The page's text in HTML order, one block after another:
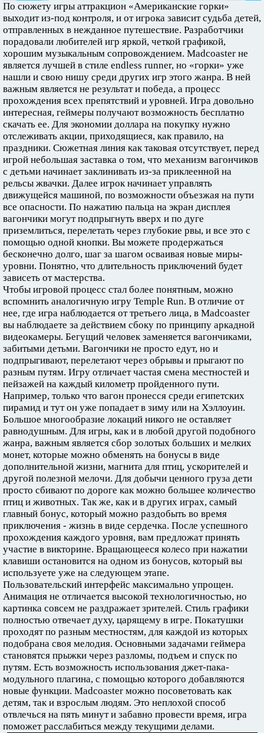
По сюжету игры аттракцион «Американские горки»
выходит из-под контроля, и от игрока зависит судьба детей,
отправленных в нежданное путешествие. Разработчики
порадовали любителей игр яркой, четкой графикой,
хорошим музыкальным сопровождением. Madcoaster не
является лучшей в стиле endless runner, но «горки» уже
нашли и свою нишу среди других игр этого жанра. В ней
важным является не результат и победа, а процесс
прохождения всех препятствий и уровней. Игра довольно
интересная, геймеры получают возможность бесплатно
скачать ее. Для экономии доллара на покупку нужно
отслеживать акции, приходящиеся, как правило, на
праздники. Сюжетная линия как таковая отсутствует, перед
игрой небольшая заставка о том, что механизм вагончиков
с детьми начинает заклинивать из-за приклеенной на
рельсы жвачки. Далее игрок начинает управлять
движущейся машиной, по возможности объезжая на пути
все опасности. По нажатию пальца на экран дисплея
вагончики могут подпрыгнуть вверх и по дуге
приземлиться, перелетать через глубокие рвы, и все это с
помощью одной кнопки. Вы можете продержаться
бесконечно долго, шаг за шагом осваивая новые миры-
уровни. Понятно, что длительность приключений будет
зависеть от мастерства.
Чтобы игровой процесс стал более понятным, можно
вспомнить аналогичную игру Temple Run. В отличие от
нее, где игра наблюдается от третьего лица, в Madcoaster
вы наблюдаете за действием сбоку по принципу аркадной
видеокамеры. Бегущий человек заменяется вагончиками,
забитыми детьми. Вагончики не просто едут, но и
подпрыгивают, перелетают через обрывы и прыгают по
разным путям. Игру отличает частая смена местностей и
пейзажей на каждый километр пройденного пути.
Например, только что вагон пронесся среди египетских
пирамид и тут он уже попадает в зиму или на Хэллоуин.
Большое многообразие локаций никого не оставляет
равнодушным. Для игры, как и в любой другой подобного
жанра, важным является сбор золотых больших и мелких
монет, которые можно обменять на бонусы в виде
дополнительной жизни, магнита для птиц, ускорителей и
другой полезной мелочи. Для добычи ценного груза дети
просто сбивают по дороге как можно большее количество
птиц и животных. Так же, как и в других играх, самый
главный бонус, который можно раздобыть во время
приключения - жизнь в виде сердечка. После успешного
прохождения каждого уровня, вам предложат принять
участие в викторине. Вращающееся колесо при нажатии
клавиши остановится на одном из бонусов, который вы
используете уже на следующем этапе.
Пользовательский интерфейс максимально упрощен.
Анимация не отличается высокой технологичностью, но
картинка совсем не раздражает зрителей. Стиль графики
полностью отвечает духу, царящему в игре. Покатушки
проходят по разным местностям, для каждой из которых
подобрана своя мелодия. Основными задачами геймера
становятся прыжки через разломы, подъем и спуск по
путям. Есть возможность использования джет-пака-
модульного плагина, с помощью которого добавляются
новые функции. Madcoaster можно посоветовать как
детям, так и взрослым людям. Это неплохой способ
отвлечься на пять минут и забавно провести время, игра
поможет расслабиться между текущими делами.